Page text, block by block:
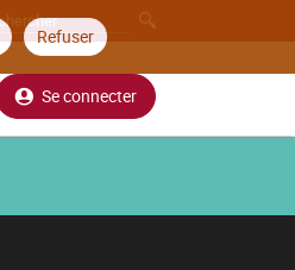
Refuser
Se connecter